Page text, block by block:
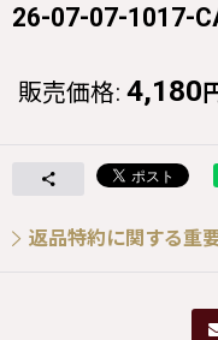
26-07-07-1017-
販売価格: 4,180
返品特約に関する重